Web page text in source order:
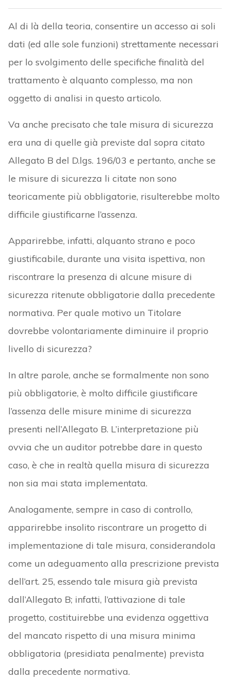
Al di là della teoria, consentire un accesso ai soli
dati (ed alle sole funzioni) strettamente necessari
per lo svolgimento delle specifiche finalità del
trattamento è alquanto complesso, ma non
oggetto di analisi in questo articolo.
Va anche precisato che tale misura di sicurezza
era una di quelle già previste dal sopra citato
Allegato B del D.lgs. 196/03 e pertanto, anche se
le misure di sicurezza li citate non sono
teoricamente più obbligatorie, risulterebbe molto
difficile giustificarne l’assenza.
Apparirebbe, infatti, alquanto strano e poco
giustificabile, durante una visita ispettiva, non
riscontrare la presenza di alcune misure di
sicurezza ritenute obbligatorie dalla precedente
normativa. Per quale motivo un Titolare
dovrebbe volontariamente diminuire il proprio
livello di sicurezza?
In altre parole, anche se formalmente non sono
più obbligatorie, è molto difficile giustificare
l’assenza delle misure minime di sicurezza
presenti nell’Allegato B. L’interpretazione più
ovvia che un auditor potrebbe dare in questo
caso, è che in realtà quella misura di sicurezza
non sia mai stata implementata.
Analogamente, sempre in caso di controllo,
apparirebbe insolito riscontrare un progetto di
implementazione di tale misura, considerandola
come un adeguamento alla prescrizione prevista
dell’art. 25, essendo tale misura già prevista
dall’Allegato B; infatti, l’attivazione di tale
progetto, costituirebbe una evidenza oggettiva
del mancato rispetto di una misura minima
obbligatoria (presidiata penalmente) prevista
dalla precedente normativa.